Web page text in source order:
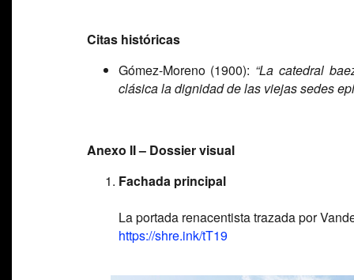
Citas históricas
Gómez-Moreno (1900): “La catedral
clásica la dignidad de las viejas sedes
Anexo II – Dossier visual
Fachada principal
La portada renacentista trazada por
https://shre.ink/tT19